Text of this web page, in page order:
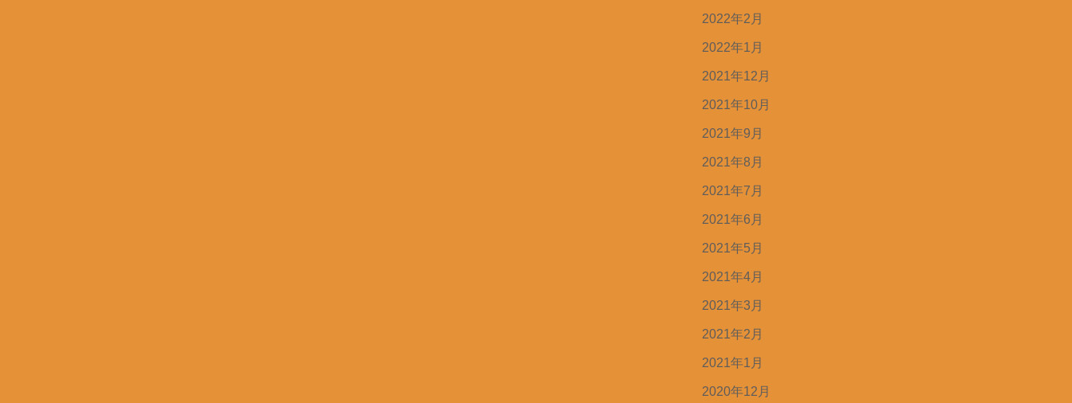
2022年2月
2022年1月
2021年12月
2021年10月
2021年9月
2021年8月
2021年7月
2021年6月
2021年5月
2021年4月
2021年3月
2021年2月
2021年1月
2020年12月